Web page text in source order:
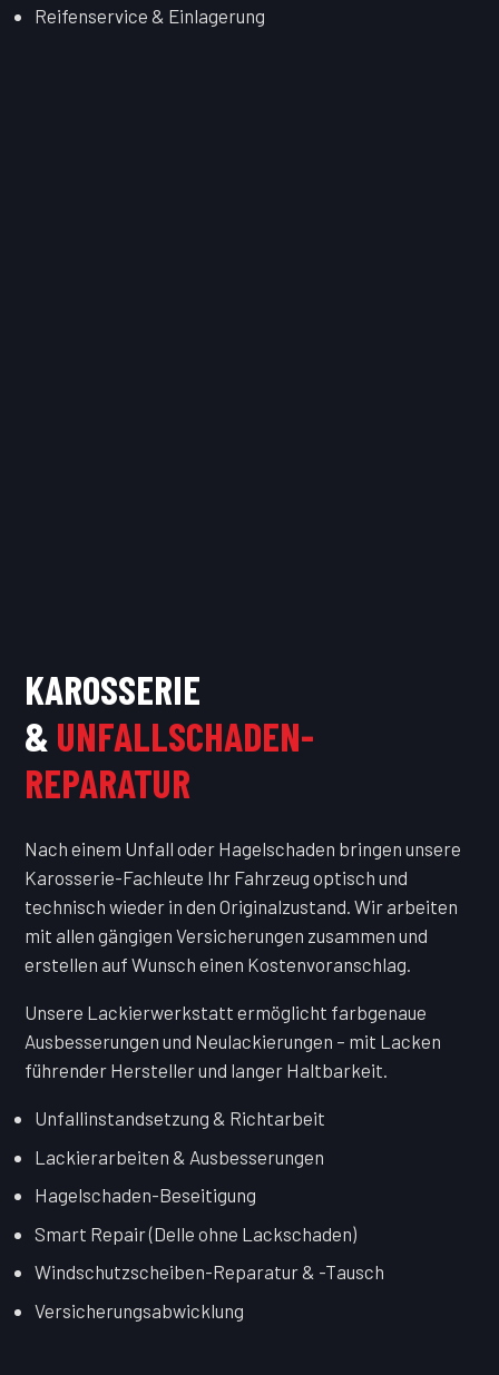
Reifenservice & Einlagerung
KAROSSERIE
& UNFALLSCHADEN-
REPARATUR
Nach einem Unfall oder Hagelschaden bringen unsere
Karosserie-Fachleute Ihr Fahrzeug optisch und
technisch wieder in den Originalzustand. Wir arbeiten
mit allen gängigen Versicherungen zusammen und
erstellen auf Wunsch einen Kostenvoranschlag.
Unsere Lackierwerkstatt ermöglicht farbgenaue
Ausbesserungen und Neulackierungen – mit Lacken
führender Hersteller und langer Haltbarkeit.
Unfallinstandsetzung & Richtarbeit
Lackierarbeiten & Ausbesserungen
Hagelschaden-Beseitigung
Smart Repair (Delle ohne Lackschaden)
Windschutzscheiben-Reparatur & -Tausch
Versicherungsabwicklung